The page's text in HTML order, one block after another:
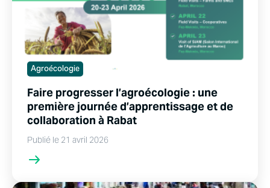
Agroécologie
Faire progresser l’agroécologie : une
première journée d’apprentissage et de
collaboration à Rabat
Publié le 21 avril 2026